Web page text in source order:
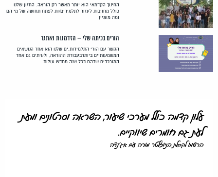
החינוך הקדמאי הוא יותר מאשר רק הוראה. החזון שלנו
כולל מחויבות לעזור לתלמידים/ות לפתח תחושה של מי הם
הורים בכיתה שלי – הזדמנות ואתגר
הקשר עם הורי התלמידות.ים שלנו הוא אחד הנושאים
המשמעותיים ביותרבעבודת ההוראה, ולעיתים גם אחד
המורכבים שבהם.בכל שנה מחדש עולות
קדמה כולל מערכי שיעור, השראה וסרטונים ומעת
גם חומרים שיווקיים.
לקבלת הניוזלטר מורה עם אג'נדה